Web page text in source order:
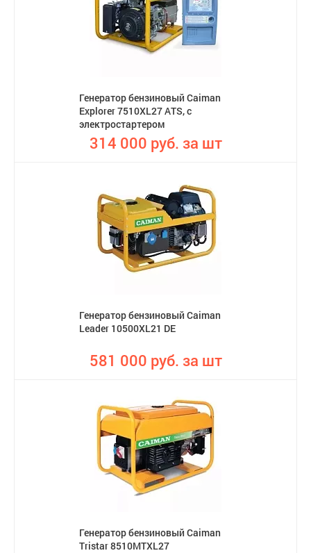
Генератор бензиновый Caiman
Explorer 7510XL27 ATS, с
электростартером
314 000 руб. за шт
Генератор бензиновый Caiman
Leader 10500XL21 DE
581 000 руб. за шт
Генератор бензиновый Caiman
Tristar 8510MTXL27